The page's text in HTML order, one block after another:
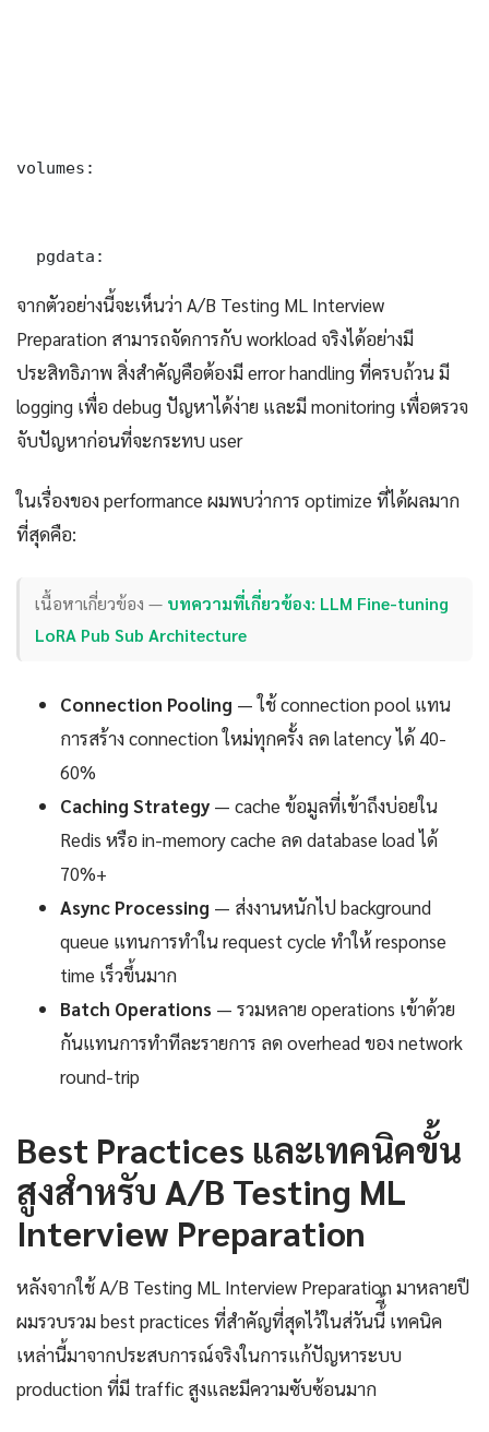
volumes:
  pgdata:
จากตัวอย่างนี้จะเห็นว่า A/B Testing ML Interview
Preparation สามารถจัดการกับ workload จริงได้อย่างมี
ประสิทธิภาพ สิ่งสำคัญคือต้องมี error handling ที่ครบถ้วน มี
logging เพื่อ debug ปัญหาได้ง่าย และมี monitoring เพื่อตรวจ
จับปัญหาก่อนที่จะกระทบ user
ในเรื่องของ performance ผมพบว่าการ optimize ที่ได้ผลมาก
ที่สุดคือ:
เนื้อหาเกี่ยวข้อง — บทความที่เกี่ยวข้อง: LLM Fine-tuning
LoRA Pub Sub Architecture
Connection Pooling — ใช้ connection pool แทน
การสร้าง connection ใหม่ทุกครั้ง ลด latency ได้ 40-
60%
Caching Strategy — cache ข้อมูลที่เข้าถึงบ่อยใน
Redis หรือ in-memory cache ลด database load ได้
70%+
Async Processing — ส่งงานหนักไป background
queue แทนการทำใน request cycle ทำให้ response
time เร็วขึ้นมาก
Batch Operations — รวมหลาย operations เข้าด้วย
กันแทนการทำทีละรายการ ลด overhead ของ network
round-trip
Best Practices และเทคนิคขั้น
สูงสำหรับ A/B Testing ML
Interview Preparation
หลังจากใช้ A/B Testing ML Interview Preparation มาหลายปี
ผมรวบรวม best practices ที่สำคัญที่สุดไว้ในส่วันนี้ี้ เทคนิค
เหล่านี้มาจากประสบการณ์จริงในการแก้ปัญหาระบบ
production ที่มี traffic สูงและมีความซับซ้อนมาก